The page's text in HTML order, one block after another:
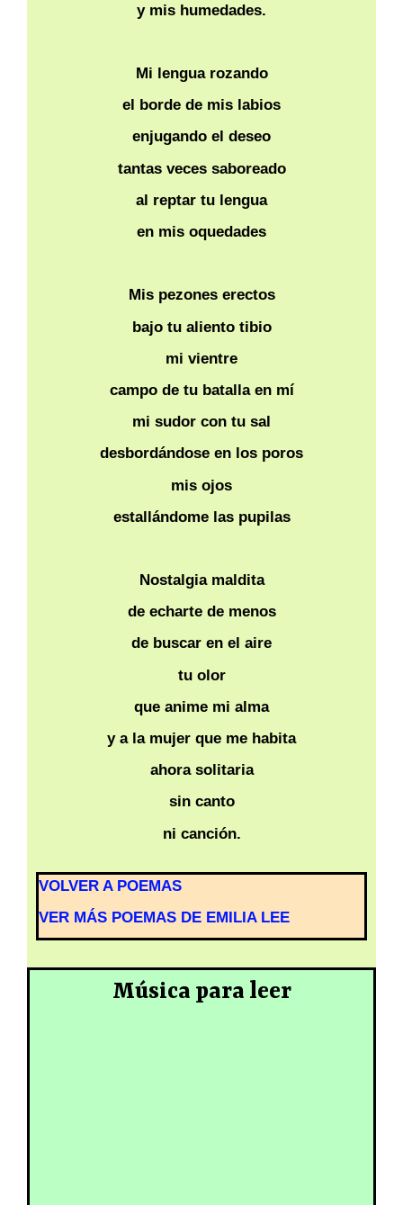
y mis humedades.
Mi lengua rozando
el borde de mis labios
enjugando el deseo
tantas veces saboreado
al reptar tu lengua
en mis oquedades
Mis pezones erectos
bajo tu aliento tibio
mi vientre
campo de tu batalla en mí
mi sudor con tu sal
desbordándose en los poros
mis ojos
estallándome las pupilas
Nostalgia maldita
de echarte de menos
de buscar en el aire
tu olor
que anime mi alma
y a la mujer que me habita
ahora solitaria
sin canto
ni canción.
VOLVER A POEMAS
VER MÁS POEMAS DE EMILIA LEE
Música para leer